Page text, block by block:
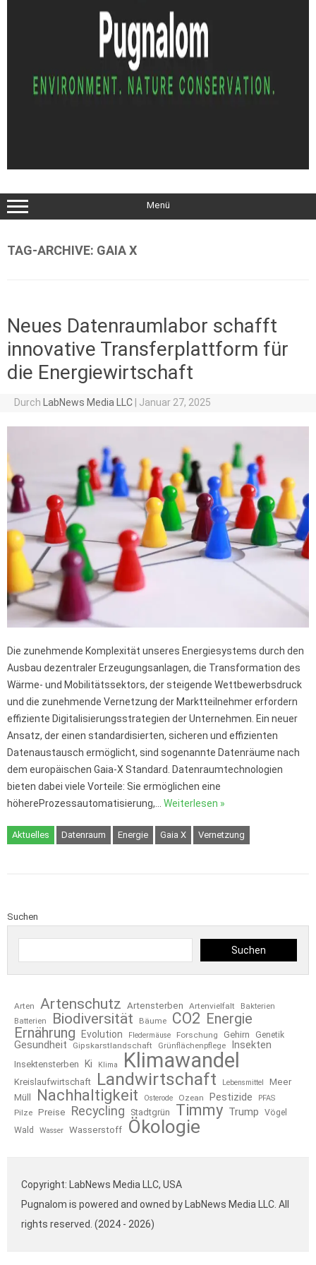
Menü
TAG-ARCHIVE: GAIA X
Neues Datenraumlabor schafft
innovative Transferplattform für
die Energiewirtschaft
Durch LabNews Media LLC Januar 27, 2025
Die zunehmende Komplexität unseres Energiesystems durch den
Ausbau dezentraler Erzeugungsanlagen, die Transformation des
Wärme- und Mobilitätssektors, der steigende Wettbewerbsdruck
und die zunehmende Vernetzung der Marktteilnehmer erfordern
effiziente Digitalisierungsstrategien der Unternehmen. Ein neuer
Ansatz, der einen standardisierten, sicheren und effizienten
Datenaustausch ermöglicht, sind sogenannte Datenräume nach
dem europäischen Gaia-X Standard. Datenraumtechnologien
bieten dabei viele Vorteile: Sie ermöglichen eine
höhereProzessautomatisierung,… Weiterlesen »
Aktuelles Datenraum Energie Gaia X Vernetzung
Suchen
Suchen
Arten Artenschutz Artensterben Artenvielfalt
Bakterien
Batterien
Biodiversität Bäume CO2 Energie
Ernährung
Evolution Fledermäuse Forschung Gehirn Genetik
Gesundheit Gipskarstlandschaft Grünflächenpflege Insekten
Insektensterben Ki Klima Klimawandel
Kreislaufwirtschaft Landwirtschaft Lebensmittel
Meer
Müll
Nachhaltigkeit Osterode Ozean Pestizide PFAS
Pilze Preise Recycling Stadtgrün Timmy Trump
Vögel
Wald
Wasser Wasserstoff Ökologie
Copyright: LabNews Media LLC, USA
Pugnalom is powered and owned by LabNews Media LLC. All
rights reserved. (2024 - 2026)